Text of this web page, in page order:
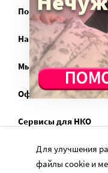
Портал
Наши партнеры
Мы в соц.сетях
Официально
Сервисы для НКО
Спецпроекты
Для улучшения
файлы cookie и